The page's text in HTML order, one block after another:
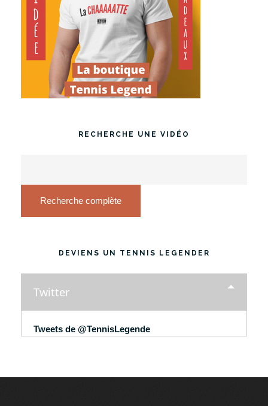
RECHERCHE UNE VIDÉO
Recherche complète
DEVIENS UN TENNIS LEGENDER
Twitter
Tweets de @TennisLegende